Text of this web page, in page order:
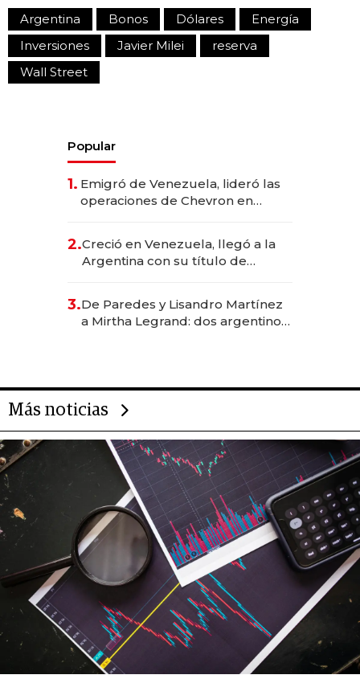
Argentina Bonos Dólares
Energía
Inversiones
Javier Milei
reserva
Wall Street
Popular
1. Emigró de Venezuela, lideró las
operaciones de Chevron en
2.Creció en Venezuela, llegó a la
Argentina con su título de
las marcas "fast premium"
3.De Paredes y Lisandro Martínez
a Mirtha Legrand: dos argentinos
Más noticias